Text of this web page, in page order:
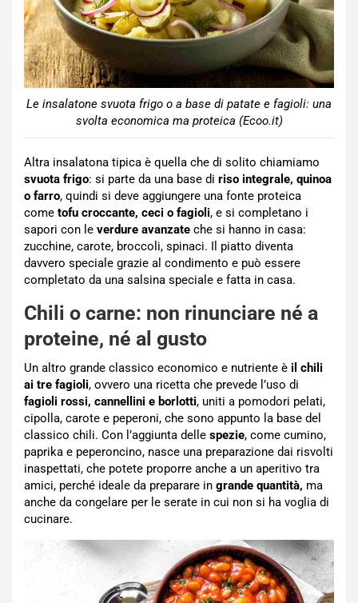
Le insalatone svuota frigo o a base di patate e fagioli: una
svolta economica ma proteica (Ecoo.it)
Altra insalatona tipica è quella che di solito chiamiamo
svuota frigo: si parte da una base di riso integrale, quinoa
o farro, quindi si deve aggiungere una fonte proteica
come tofu croccante, ceci o fagioli, e si completano i
sapori con le verdure avanzate che si hanno in casa:
zucchine, carote, broccoli, spinaci. Il piatto diventa
davvero speciale grazie al condimento e può essere
completato da una salsina speciale e fatta in casa.
Chili o carne: non rinunciare né a
proteine, né al gusto
Un altro grande classico economico e nutriente è il chili
ai tre fagioli, ovvero una ricetta che prevede l’uso di
fagioli rossi, cannellini e borlotti, uniti a pomodori pelati,
cipolla, carote e peperoni, che sono appunto la base del
classico chili. Con l’aggiunta delle spezie, come cumino,
paprika e peperoncino, nasce una preparazione dai risvolti
inaspettati, che potete proporre anche a un aperitivo tra
amici, perché ideale da preparare in grande quantità, ma
anche da congelare per le serate in cui non si ha voglia di
cucinare.